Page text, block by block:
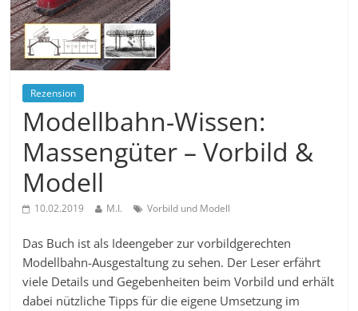
Rezension
Modellbahn-Wissen:
Massengüter – Vorbild &
Modell
10.02.2019 M.I. Vorbild und Modell
Das Buch ist als Ideengeber zur vorbildgerechten
Modellbahn-Ausgestaltung zu sehen. Der Leser erfährt
viele Details und Gegebenheiten beim Vorbild und erhält
dabei nützliche Tipps für die eigene Umsetzung im